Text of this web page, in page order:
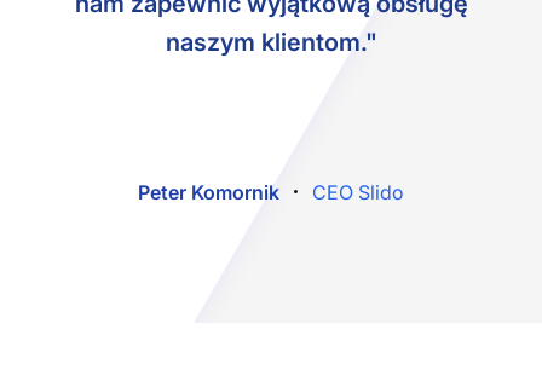
naszym klientom."
Peter Komornik CEO Slido